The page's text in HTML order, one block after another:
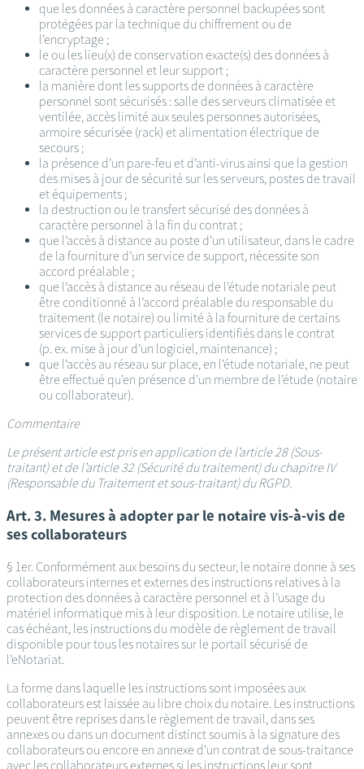
que les données à caractère personnel backupées sont
protégées par la technique du chiffrement ou de
l’encryptage ;
le ou les lieu(x) de conservation exacte(s) des données à
caractère personnel et leur support ;
la manière dont les supports de données à caractère
personnel sont sécurisés : salle des serveurs climatisée et
ventilée, accès limité aux seules personnes autorisées,
armoire sécurisée (rack) et alimentation électrique de
secours ;
la présence d’un pare-feu et d’anti-virus ainsi que la gestion
des mises à jour de sécurité sur les serveurs, postes de travail
et équipements ;
la destruction ou le transfert sécurisé des données à
caractère personnel à la fin du contrat ;
que l’accès à distance au poste d’un utilisateur, dans le cadre
de la fourniture d’un service de support, nécessite son
accord préalable ;
que l’accès à distance au réseau de l’étude notariale peut
être conditionné à l’accord préalable du responsable du
traitement (le notaire) ou limité à la fourniture de certains
services de support particuliers identifiés dans le contrat
(p. ex. mise à jour d’un logiciel, maintenance) ;
que l’accès au réseau sur place, en l’étude notariale, ne peut
être effectué qu’en présence d’un membre de l’étude (notaire
ou collaborateur).
Commentaire
Le présent article est pris en application de l’article 28 (Sous-
traitant) et de l’article 32 (Sécurité du traitement) du chapitre IV
(Responsable du Traitement et sous-traitant) du RGPD.
Art. 3. Mesures à adopter par le notaire vis-à-vis de
ses collaborateurs
§ 1er. Conformément aux besoins du secteur, le notaire donne à ses
collaborateurs internes et externes des instructions relatives à la
protection des données à caractère personnel et à l’usage du
matériel informatique mis à leur disposition. Le notaire utilise, le
cas échéant, les instructions du modèle de règlement de travail
disponible pour tous les notaires sur le portail sécurisé de
l’eNotariat.
La forme dans laquelle les instructions sont imposées aux
collaborateurs est laissée au libre choix du notaire. Les instructions
peuvent être reprises dans le règlement de travail, dans ses
annexes ou dans un document distinct soumis à la signature des
collaborateurs ou encore en annexe d’un contrat de sous-traitance
avec les collaborateurs externes si les instructions leur sont